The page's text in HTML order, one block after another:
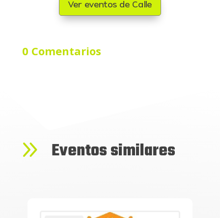
Ver eventos de Calle
0 Comentarios
9 Eventos similares